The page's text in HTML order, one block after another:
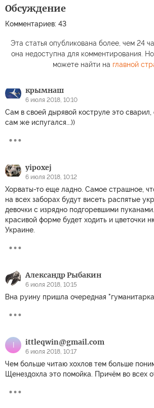
Обсуждение
Комментариев: 43
Эта статья опубликована более, чем 24
она недоступна для комментирования.
можете найти на главной
крымнаш
6 июля 2018, 10:10
Сам в своей дырявой коструле это
сам же испугался...))
yipoxej
6 июля 2018, 10:12
Хорваты-то еще ладно. Самое страшное,
на всех заборах будут висеть распятые
девочки с изрядно подгоревшими
красивой форме будет ходить и цветочки
Украине.
Александр Рыбакин
6 июля 2018, 10:15
Вна руину пришла очередная
I ittleqwin@gmail.com
6 июля 2018, 10:17
Чем больше читаю хохлов тем больше
Щенездохла это помойка. Причём во всех